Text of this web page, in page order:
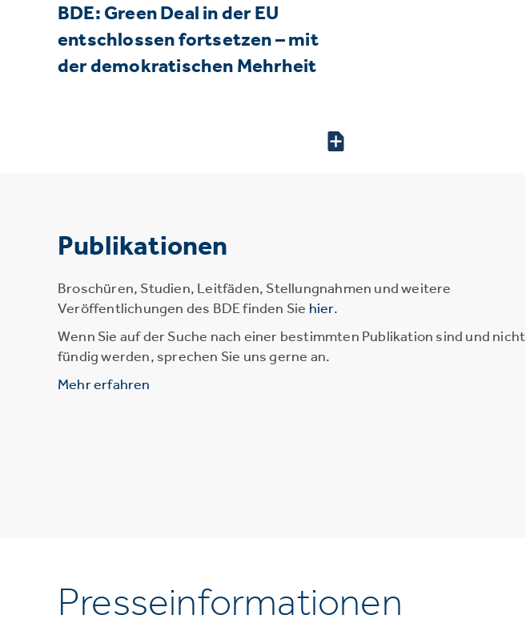
BDE: Green Deal in der EU
entschlossen fortsetzen – mit
der demokratischen Mehrheit
Publikationen
Broschüren, Studien, Leitfäden, Stellungnahmen und weitere
Veröffentlichungen des BDE finden Sie hier.
Wenn Sie auf der Suche nach einer bestimmten Publikation sind und nicht
fündig werden, sprechen Sie uns gerne an.
Mehr erfahren
Presseinformationen